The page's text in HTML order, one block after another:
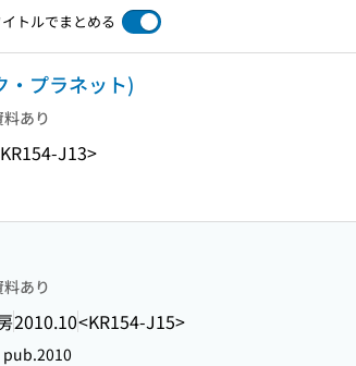
トルでまとめる
・プラネット)
あり
J13>
あり
2010.10<KR154-J15>
pub.2010